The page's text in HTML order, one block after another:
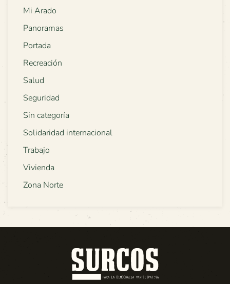
Mi Arado
Panoramas
Portada
Recreación
Salud
Seguridad
Sin categoría
Solidaridad internacional
Trabajo
Vivienda
Zona Norte